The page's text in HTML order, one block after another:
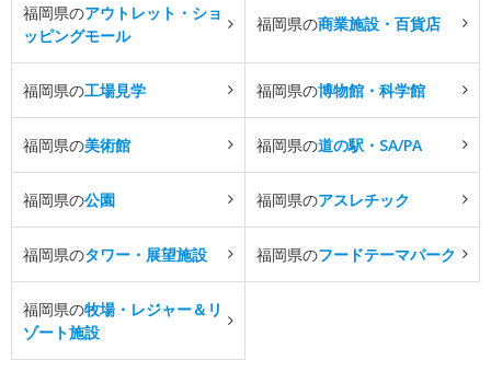
福岡県のアウトレット・ショ
ッピングモール
福岡県の商業施設・百貨店
福岡県の工場見学 福岡県の博物館・科学館
福岡県の美術館 福岡県の道の駅・SA/PA
福岡県の公園 福岡県のアスレチック
福岡県のタワー・展望施設 福岡県のフードテーマパーク
福岡県の牧場・レジャー＆リ
ゾート施設